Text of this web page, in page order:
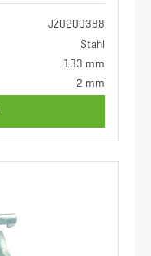
JZ0200388
Stahl
133 mm
2 mm